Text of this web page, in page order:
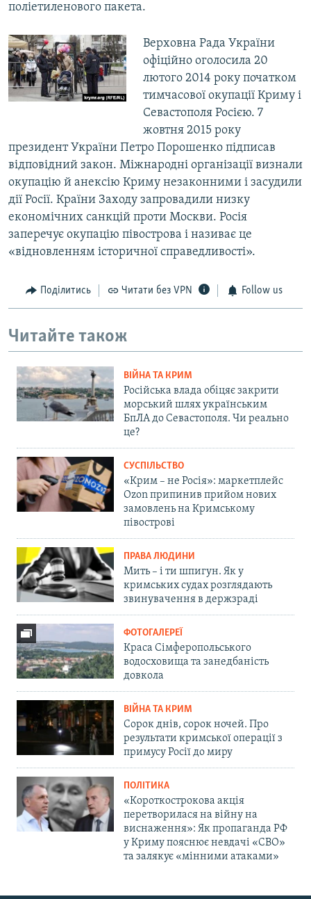
поліетиленового пакета.
Верховна Рада України
офіційно оголосила 20
лютого 2014 року початком
тимчасової окупації Криму і
Севастополя Росією. 7
жовтня 2015 року
президент України Петро Порошенко підписав
відповідний закон. Міжнародні організації визнали
окупацію й анексію Криму незаконними і засудили
дії Росії. Країни Заходу запровадили низку
економічних санкцій проти Москви. Росія
заперечує окупацію півострова і називає це
«відновленням історичної справедливості».
Поділитись Читати без VPN Follow us
Читайте також
ВІЙНА ТА КРИМ
Російська влада обіцяє закрити
морський шлях українським
БпЛА до Севастополя. Чи реально
це?
СУСПІЛЬСТВО
«Крим – не Росія»: маркетплейс
Ozon припинив прийом нових
замовлень на Кримському
півострові
ПРАВА ЛЮДИНИ
Мить – і ти шпигун. Як у
кримських судах розглядають
звинувачення в держзраді
ФОТОГАЛЕРЕЇ
Краса Сімферопольського
водосховища та занедбаність
довкола
ВІЙНА ТА КРИМ
Сорок днів, сорок ночей. Про
результати кримської операції з
примусу Росії до миру
ПОЛІТИКА
«Короткострокова акція
перетворилася на війну на
виснаження»: Як пропаганда РФ
у Криму пояснює невдачі «СВО»
та залякує «мінними атаками»